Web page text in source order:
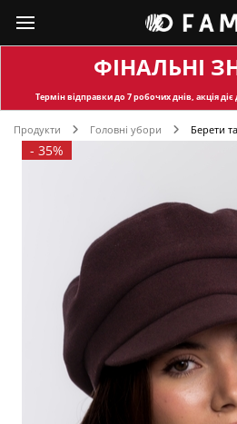
ФІНАЛЬНІ
Термін відправкидо 7 робочих днів, акція
Продукти Головні убори Берети
- 35%